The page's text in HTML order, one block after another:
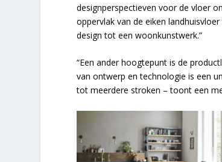
designperspectieven voor de vloer
oppervlak van de eiken
design tot een woonkunstwerk.”
“Een ander hoogtepunt is de
van ontwerp en technologie is een
tot meerdere stroken – toont een